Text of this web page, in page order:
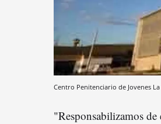
Centro Penitenciario de Jovenes
"Responsabilizamos